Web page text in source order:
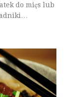
do mięs lub